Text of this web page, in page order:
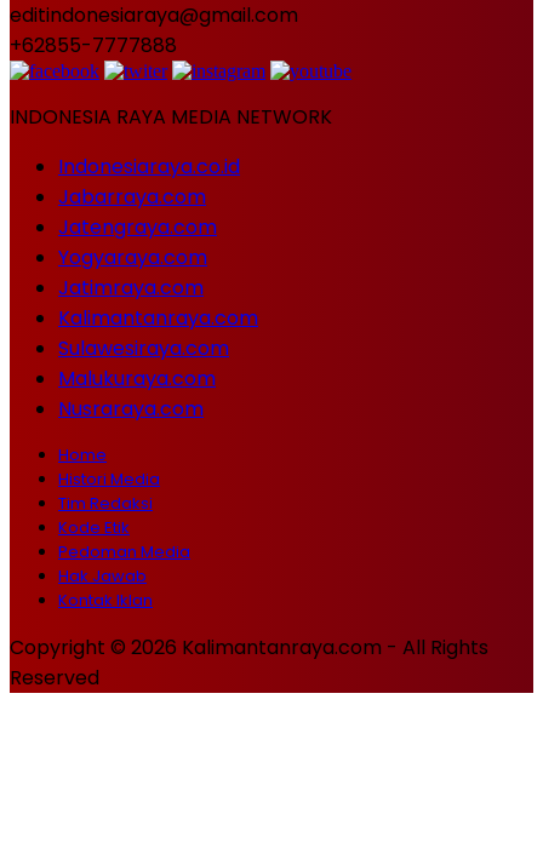
editindonesiaraya@gmail.com
+62855-7777888
INDONESIA RAYA MEDIA NETWORK
Indonesiaraya.co.id
Jabarraya.com
Jatengraya.com
Yogyaraya.com
Jatimraya.com
Kalimantanraya.com
Sulawesiraya.com
Malukuraya.com
Nusraraya.com
Home
Histori Media
Tim Redaksi
Kode Etik
Pedoman Media
Hak Jawab
Kontak Iklan
Copyright © 2026 Kalimantanraya.com - All Rights
Reserved